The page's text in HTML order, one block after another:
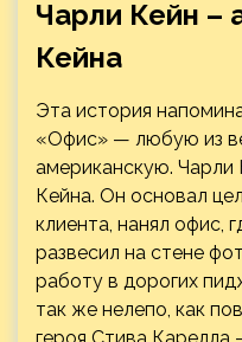
Чарли Кейн –
Кейна
Эта история
«Офис» — любую из
американскую.
Кейна. Он основал
клиента, нанял офис,
развесил на стене
работу в дорогих
так же нелепо, как